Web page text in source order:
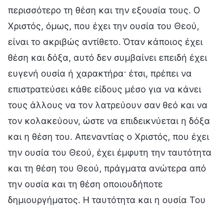
περισσότερο τη θέση και την εξουσία τους. Ο
Χριστός, όμως, που έχει την ουσία του Θεού,
είναι το ακριβώς αντίθετο. Όταν κάποιος έχει
θέση και δόξα, αυτό δεν συμβαίνει επειδή έχει
ευγενή ουσία ή χαρακτήρα· έτσι, πρέπει να
επιστρατεύσει κάθε είδους μέσο για να κάνει
τους άλλους να τον λατρεύουν σαν θεό και να
τον κολακεύουν, ώστε να επιδεικνύεται η δόξα
και η θέση του. Απεναντίας ο Χριστός, που έχει
την ουσία του Θεού, έχει έμφυτη την ταυτότητα
και τη θέση του Θεού, πράγματα ανώτερα από
την ουσία και τη θέση οποιουδήποτε
δημιουργήματος. Η ταυτότητα και η ουσία Του